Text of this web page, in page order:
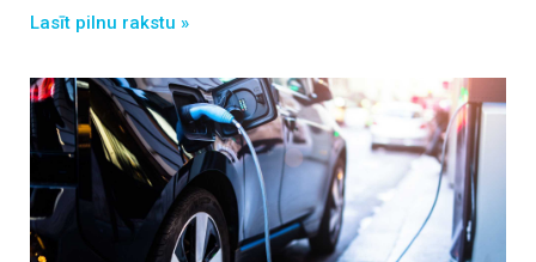
Lasīt pilnu rakstu »